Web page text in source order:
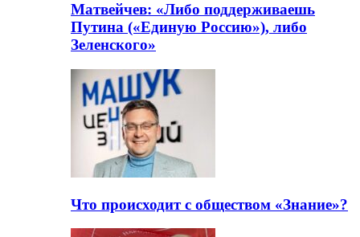
Матвейчев: «Либо поддерживаешь
Путина («Единую Россию»), либо
Зеленского»
Что происходит с обществом «Знание»?